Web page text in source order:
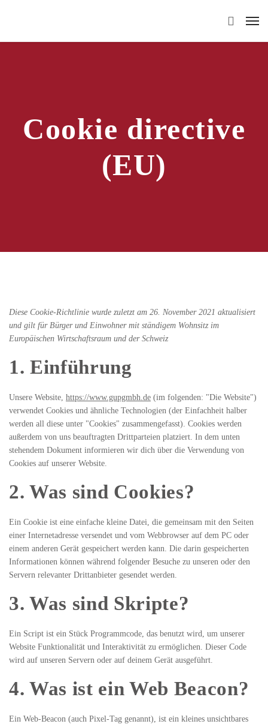
Cookie directive
(EU)
Diese Cookie-Richtlinie wurde zuletzt am 26. November 2021 aktualisiert
und gilt für Bürger und Einwohner mit ständigem Wohnsitz im
Europäischen Wirtschaftsraum und der Schweiz
1. Einführung
Unsere Website, https://www.gupgmbh.de (im folgenden: "Die Website")
verwendet Cookies und ähnliche Technologien (der Einfachheit halber
werden all diese unter "Cookies" zusammengefasst). Cookies werden
außerdem von uns beauftragten Drittparteien platziert. In dem unten
stehendem Dokument informieren wir dich über die Verwendung von
Cookies auf unserer Website.
2. Was sind Cookies?
Ein Cookie ist eine einfache kleine Datei, die gemeinsam mit den Seiten
einer Internetadresse versendet und vom Webbrowser auf dem PC oder
einem anderen Gerät gespeichert werden kann. Die darin gespeicherten
Informationen können während folgender Besuche zu unseren oder den
Servern relevanter Drittanbieter gesendet werden.
3. Was sind Skripte?
Ein Script ist ein Stück Programmcode, das benutzt wird, um unserer
Website Funktionalität und Interaktivität zu ermöglichen. Dieser Code
wird auf unseren Servern oder auf deinem Gerät ausgeführt.
4. Was ist ein Web Beacon?
Ein Web-Beacon (auch Pixel-Tag genannt), ist ein kleines unsichtbares